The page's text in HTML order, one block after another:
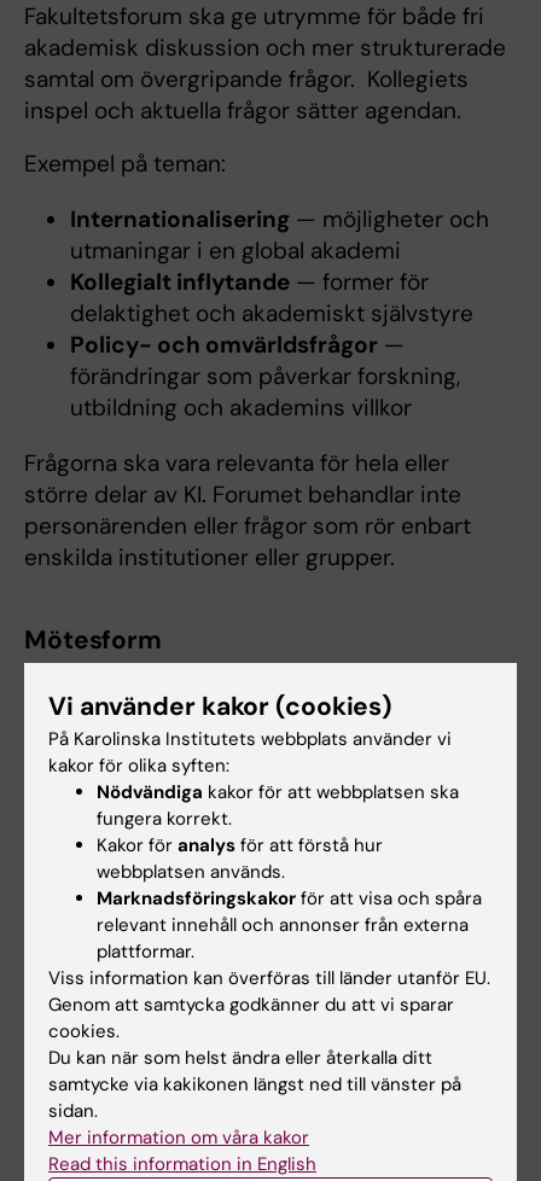
Fakultetsforum ska ge utrymme för både fri
akademisk diskussion och mer strukturerade
samtal om övergripande frågor. Kollegiets
inspel och aktuella frågor sätter agendan.
Exempel på teman:
Internationalisering— möjligheter och
utmaningar i en global akademi
Kollegialt inflytande— former för
delaktighet och akademiskt självstyre
Policy- och omvärldsfrågor—
förändringar som påverkar forskning,
utbildning och akademins villkor
Frågorna ska vara relevanta för hela eller
större delar av KI. Forumet behandlar inte
personärenden eller frågor som rör enbart
enskilda institutioner eller grupper.
Mötesform
huvudfrågor för att ge gott om tid för
diskussion. Underlag ska vara korta och
tydliga, och vid behov kompletteras med en
kort introduktion av en sakkunnig.
Forumet kommer att hållas på olika campus
för att underlätta brett deltagande. Forumets
arbetsspråk kommer att vara engelska, men
det kommer att vara möjligt att uttala sig på
svenska.
Inspel från forumet dokumenteras kortfattat
av lärarrepresentanterna och förs vidare till
Fakultetsnämnden. Vid efterföljande möten
ges återkoppling kring hur tidigare inspel
tagits om hand.
Vi använder kakor (cookies)
På Karolinska Institutets webbplats använder vi
kakor för olika syften:
Nödvändiga kakor för att webbplatsen ska
fungera korrekt.
Kakor för analys för att förstå hur
webbplatsen används.
Marknadsföringskakor för att visa och spåra
relevant innehåll och annonser från externa
plattformar.
Viss information kan överföras till länder utanför EU.
Genom att samtycka godkänner du att vi sparar
cookies.
Du kan när som helst ändra eller återkalla ditt
samtycke via kakikonen längst ned till vänster på
sidan.
Mer information om våra kakor
Read this information in English